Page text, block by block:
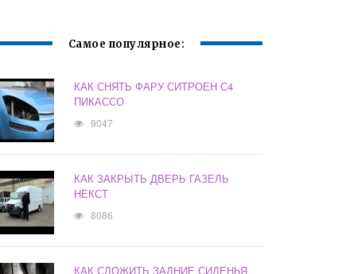
Самое популярное:
КАК СНЯТЬ ФАРУ СИТРОЕН С4
ПИКАССО
9047
КАК ЗАКРЫТЬ ДВЕРЬ ГАЗЕЛЬ
НЕКСТ
8086
КАК СЛОЖИТЬ ЗАДНИЕ СИДЕНЬЯ